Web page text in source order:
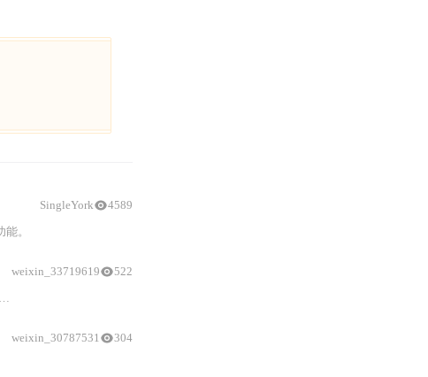
。
SingleYork 4589
weixin_33719619 522
weixin_30787531 304